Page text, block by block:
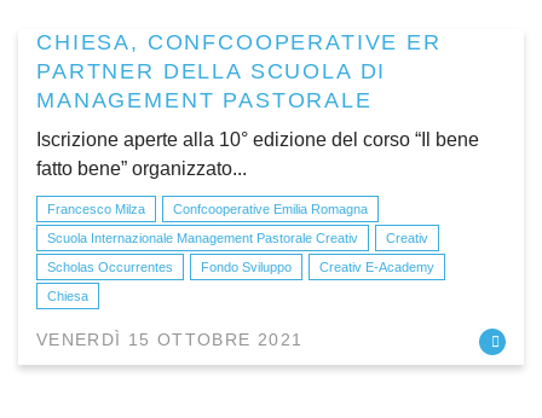
CHIESA, CONFCOOPERATIVE ER
PARTNER DELLA SCUOLA DI
MANAGEMENT PASTORALE
Iscrizione aperte alla 10° edizione del corso “Il bene
fatto bene” organizzato...
Francesco Milza
Confcooperative Emilia Romagna
Scuola Internazionale Management Pastorale Creativ
Creativ
Scholas Occurrentes
Fondo Sviluppo
Creativ E-Academy
Chiesa
VENERDÌ 15 OTTOBRE 2021